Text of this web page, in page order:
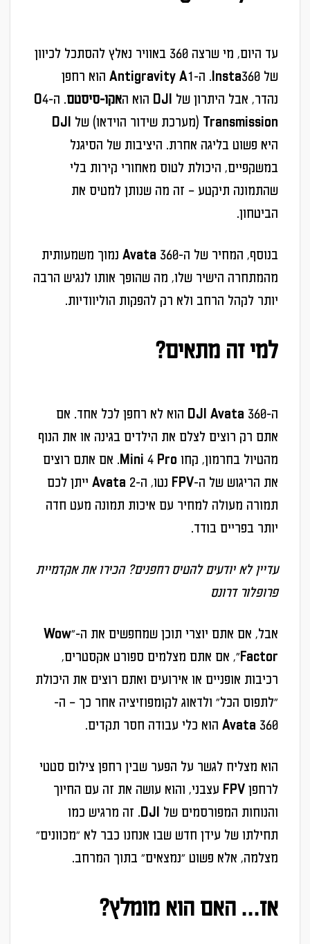
עד היום, מי שרצה 360 באוויר נאלץ להסתכל לכיוון
של Insta360. ה-Antigravity A1 הוא רחפן
נהדר, אבל היתרון של DJI הוא ה
אקו-סיסטם
. ה-O4
Transmission (מערכת שידור הוידאו) של DJI
היא פשוט בליגה אחרת. היציבות של הסיגנל
במשקפיים, היכולת לטוס מאחורי קירות בלי
שהתמונה תיקטע – זה מה שנותן למטיס את
הביטחון.
בנוסף, המחיר של ה-Avata 360 נמוך משמעותית
מהמתחרה הישיר שלו, מה שהופך אותו לנגיש הרבה
יותר לקהל הרחב ולא רק להפקות הוליוודיות.
למי זה מתאים?
ה-DJI Avata 360 הוא לא רחפן לכל אחד. אם
אתם רק רוצים לצלם את הילדים בגינה או את הנוף
מהטיול בחרמון, קחו Mini 4 Pro. אם אתם רוצים
את הריגוש של ה-FPV נטו, ה-Avata 2 ייתן לכם
תמורה מעולה למחיר עם איכות תמונה מעט חדה
יותר בפריים בודד.
עדיין לא יודעים להטיס רחפנים? הכירו את אקדמיית
פרופלור דרונס
אבל, אם אתם יוצרי תוכן שמחפשים את ה-"Wow
Factor", אם אתם מצלמים ספורט אקסטרים,
רכיבות אופניים או אירועים ואתם רוצים את היכולת
"לתפוס הכל" ולדאוג לקומפוזיציה אחר כך – ה-
Avata 360 הוא כלי עבודה חסר תקדים.
הוא מצליח לגשר על הפער שבין רחפן צילום סטטי
לרחפן FPV עצבני, והוא עושה את זה עם החיוך
והנוחות המפורסמים של DJI. זה מרגיש כמו
תחילתו של עידן חדש שבו אנחנו כבר לא "מכוונים"
מצלמה, אלא פשוט "נמצאים" בתוך המרחב.
אז… האם הוא מומלץ?